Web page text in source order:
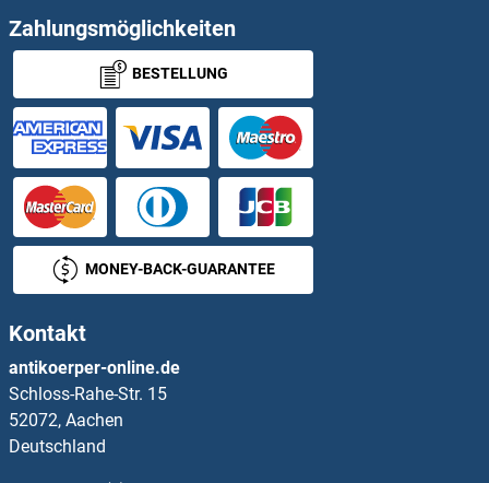
Zahlungsmöglichkeiten
BESTELLUNG
MONEY-BACK-GUARANTEE
Kontakt
antikoerper-online.de
Schloss-Rahe-Str. 15
52072, Aachen
Deutschland